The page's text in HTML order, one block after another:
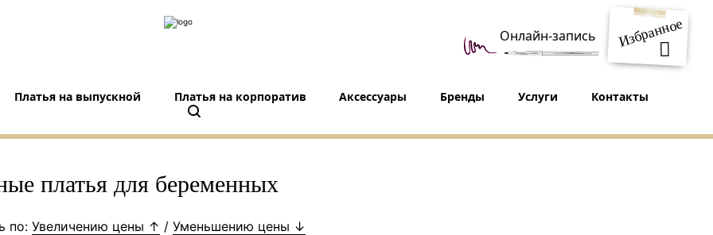
Избранное
Онлайн-запись
Платья на выпускной Платья на корпоратив Аксессуары Бренды Услуги Контакты
платья для беременных
по: Увеличению цены ↑ / Уменьшению цены ↓